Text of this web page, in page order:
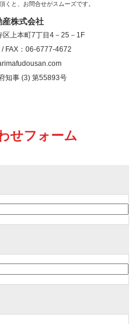
くと、お問合せがスムーズです。
産株式会社
上本町7丁目4－25－1F
FAX：06-6777-4672
知事 (3) 第55893号
せフォーム